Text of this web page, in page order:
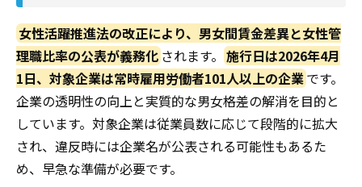
女性活躍推進法の改正により、男女間賃金差異と女性管
理職比率の公表が義務化 されます。施行日は2026年4月
1日、対象企業は常時雇用労働者101人以上の企業です。
企業の透明性の向上と実質的な男女格差の解消を目的と
しています。対象企業は従業員数に応じて段階的に拡大
され、違反時には企業名が公表される可能性もあるた
め、早急な準備が必要です。